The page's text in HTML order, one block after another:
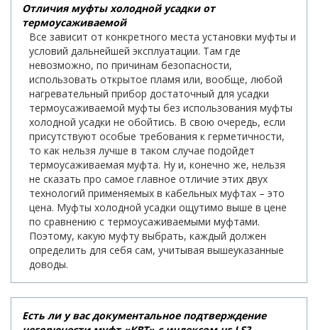
Отличия муфты холодной усадки от
термоусаживаемой
Все зависит от конкретного места установки муфты и
условий дальнейшей эксплуатации. Там где
невозможно, по причинам безопасности,
использовать открытое пламя или, вообще, любой
нагревательный прибор достаточный для усадки
термоусаживаемой муфты без использования муфты
холодной усадки не обойтись. В свою очередь, если
присутствуют особые требования к герметичности,
то как нельзя лучше в таком случае подойдет
термоусаживаемая муфта. Ну и, конечно же, нельзя
не сказать про самое главное отличие этих двух
технологий применяемых в кабельных муфтах – это
цена. Муфты холодной усадки ощутимо выше в цене
по сравнению с термоусаживаемыми муфтами.
Поэтому, какую муфту выбрать, каждый должен
определить для себя сам, учитывая вышеуказанные
доводы.
Есть ли у вас документальное подтверждение